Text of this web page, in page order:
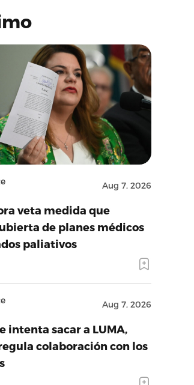
Aug 7, 2026
veta medida que
de planes médicos
paliativos
Aug 7, 2026
intenta sacar a LUMA,
colaboración con los